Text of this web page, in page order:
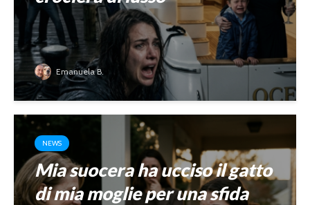
Emanuela B.
NEWS
Mia suocera ha ucciso il gatto
di mia moglie per una sfida